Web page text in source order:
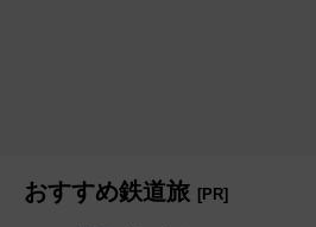
おすすめ鉄道旅 [PR]